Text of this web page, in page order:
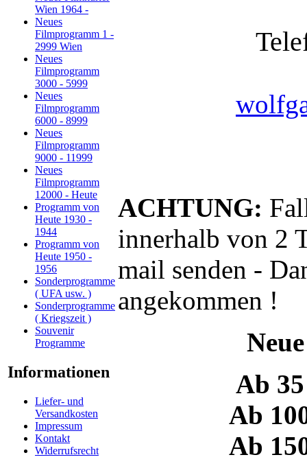
Wien 1964 -
Neues
Filmprogramm 1 -
2999 Wien
Neues
Filmprogramm
3000 - 5999
Neues
Filmprogramm
6000 - 8999
Neues
Filmprogramm
9000 - 11999
Neues
Filmprogramm
12000 - Heute
Programm von
Heute 1930 -
1944
Programm von
Heute 1950 -
1956
Sonderprogramme
( UFA usw. )
Sonderprogramme
( Kriegszeit )
Souvenir
Programme
Informationen
Liefer- und
Versandkosten
Impressum
Kontakt
Widerrufsrecht
ACHTUNG:
innerhalb von 2
mail senden -
angekommen !
Ab
Ab
Ab